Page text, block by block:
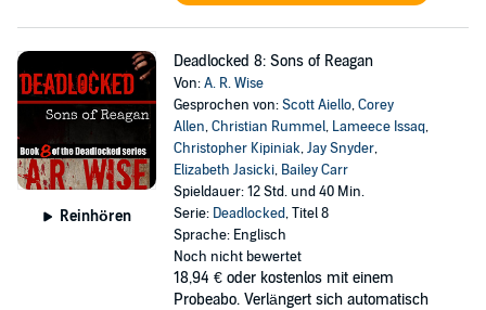
Reinhören
Deadlocked 8: Sons of Reagan
Von:A. R. Wise
Gesprochen von:Scott Aiello,Corey
Allen,Christian Rummel, Lameece Issaq,
Christopher Kipiniak,Jay Snyder,
Elizabeth Jasicki, Bailey Carr
Spieldauer: 12 Std. und 40 Min.
Serie: Deadlocked, Titel 8
Sprache: Englisch
Noch nicht bewertet
18,94 € oder kostenlos mit einem
Probeabo. Verlängert sich automatisch